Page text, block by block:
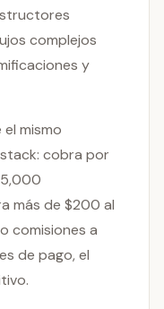
complejos
y
mismo
cobra por
más de $200 al
comisiones a
de pago, el